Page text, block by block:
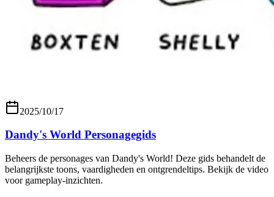
2025/10/17
Dandy's World Personagegids
Beheers de personages van Dandy's World! Deze gids behandelt de
belangrijkste toons, vaardigheden en ontgrendeltips. Bekijk de video
voor gameplay-inzichten.